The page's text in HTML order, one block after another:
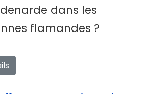
dans les
flamandes ?